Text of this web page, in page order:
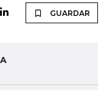
GUARDAR